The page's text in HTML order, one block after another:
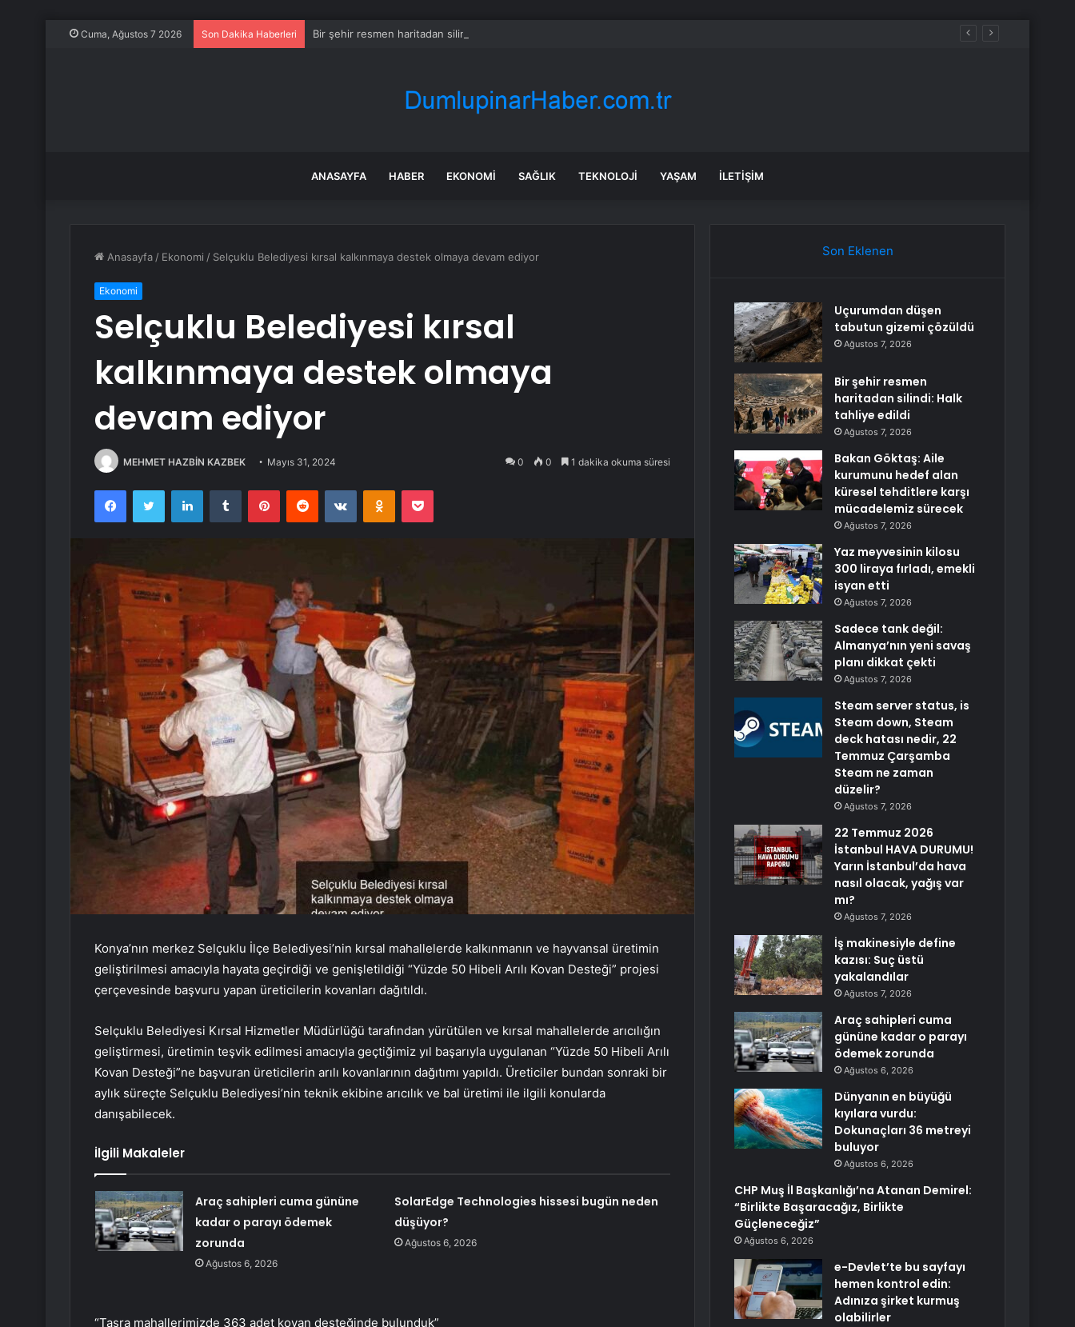
Cuma, Ağustos 7 2026 Son Dakika Haberleri Bir şehir resmen haritadan silindi: Halk tahliye edildi
ANASAYFA HABER EKONOMI SAĞLIK TEKNOLOJI YAŞAM İLETIŞIM
Anasayfa / Ekonomi / Selçuklu Belediyesi kırsal kalkınmaya destek olmaya devam ediyor
Ekonomi
Selçuklu Belediyesi kırsal
kalkınmaya destek olmaya
devam ediyor
MEHMET HAZBİN KAZBEK Mayıs 31, 2024 0 0 1 dakika okuma süresi
FacebookTwitter LinkedInTumblr PinterestReddit VKontakteOdnoklassniki
Pocket
Konya’nın merkez Selçuklu İlçe Belediyesi’nin kırsal mahallelerde kalkınmanın ve hayvansal üretimin
geliştirilmesi amacıyla hayata geçirdiği ve genişletildiği “Yüzde 50 Hibeli Arılı Kovan Desteği” projesi
çerçevesinde başvuru yapan üreticilerin kovanları dağıtıldı.
Selçuklu Belediyesi Kırsal Hizmetler Müdürlüğü tarafından yürütülen ve kırsal mahallelerde arıcılığın
geliştirmesi, üretimin teşvik edilmesi amacıyla geçtiğimiz yıl başarıyla uygulanan “Yüzde 50 Hibeli Arılı
Kovan Desteği”ne başvuran üreticilerin arılı kovanlarının dağıtımı yapıldı. Üreticiler bundan sonraki bir
aylık süreçte Selçuklu Belediyesi’nin teknik ekibine arıcılık ve bal üretimi ile ilgili konularda
danışabilecek.
İlgili Makaleler
Araç sahipleri cuma gününe
kadar o parayı ödemek
zorunda
Ağustos 6, 2026
SolarEdge Technologies hissesi bugün neden
düşüyor?
Ağustos 6, 2026
“Taşra mahallerimizde 363 adet kovan desteğinde bulunduk”
Son Eklenen
Uçurumdan düşen
tabutun gizemi çözüldü
Ağustos 7, 2026
Bir şehir resmen
haritadan silindi: Halk
tahliye edildi
Ağustos 7, 2026
Bakan Göktaş: Aile
kurumunu hedef alan
küresel tehditlere karşı
mücadelemiz sürecek
Ağustos 7, 2026
Yaz meyvesinin kilosu
300 liraya fırladı, emekli
isyan etti
Ağustos 7, 2026
Sadece tank değil:
Almanya’nın yeni savaş
planı dikkat çekti
Ağustos 7, 2026
Steam server status, is
Steam down, Steam
deck hatası nedir, 22
Temmuz Çarşamba
Steam ne zaman
düzelir?
Ağustos 7, 2026
22 Temmuz 2026
İstanbul HAVA DURUMU!
Yarın İstanbul’da hava
nasıl olacak, yağış var
mı?
Ağustos 7, 2026
İş makinesiyle define
kazısı: Suç üstü
yakalandılar
Ağustos 7, 2026
Araç sahipleri cuma
gününe kadar o parayı
ödemek zorunda
Ağustos 6, 2026
Dünyanın en büyüğü
kıyılara vurdu:
Dokunaçları 36 metreyi
buluyor
Ağustos 6, 2026
CHP Muş İl Başkanlığı’na Atanan Demirel:
“Birlikte Başaracağız, Birlikte
Güçleneceğiz”
Ağustos 6, 2026
e-Devlet’te bu sayfayı
hemen kontrol edin:
Adınıza şirket kurmuş
olabilirler